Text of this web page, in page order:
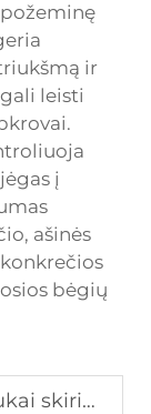
ir
leisti
į
ašinės
bėgių
komponentų?